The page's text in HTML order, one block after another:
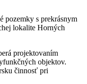
pozemky s prekrásnym
lokalite Horných
projektovaním
objektov.
činnosť pri